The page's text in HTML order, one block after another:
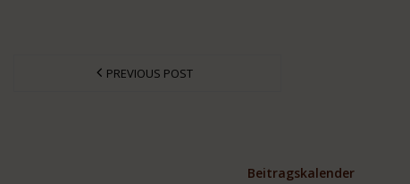
PREVIOUS POST
Beitragskalender